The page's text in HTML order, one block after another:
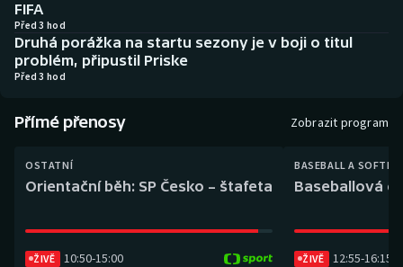
Biatlon
Boby a skeleton
Box
Curling
Aplikace ČT sport
AZ kvíz
FIFA
Před 3 hod
Druhá porážka na startu sezony je v boji o titul
problém, připustil Priske
Před 3 hod
Přímé přenosy Zobrazit program
OSTATNÍ
Orientační běh: SP Česko – štafeta
ŽIVĚ 10:50-15:00
BASEBALL A
Baseballová
ŽIVĚ 12:55-16:15